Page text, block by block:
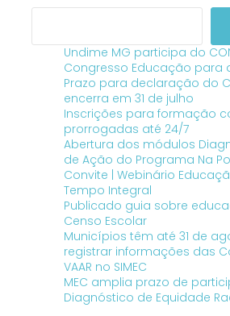
Undime MG participa do
Congresso Educação para
Prazo para declaração do
encerra em 31 de julho
Inscrições para formação
prorrogadas até 24/7
Abertura dos módulos
de Ação do Programa Na
Convite | Webinário
Tempo Integral
Publicado guia sobre
Censo Escolar
Municípios têm até 31 de
registrar informações das
VAAR no SIMEC
MEC amplia prazo de
Diagnóstico de Equidade